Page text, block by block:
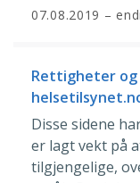
07.08.2019 –
Rettigheter og
Disse sidene
er lagt vekt på
tilgjengelige,